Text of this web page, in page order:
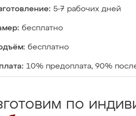
5-7 рабочих дней
бесплатно
бесплатно
10% предоплата, 90%
по